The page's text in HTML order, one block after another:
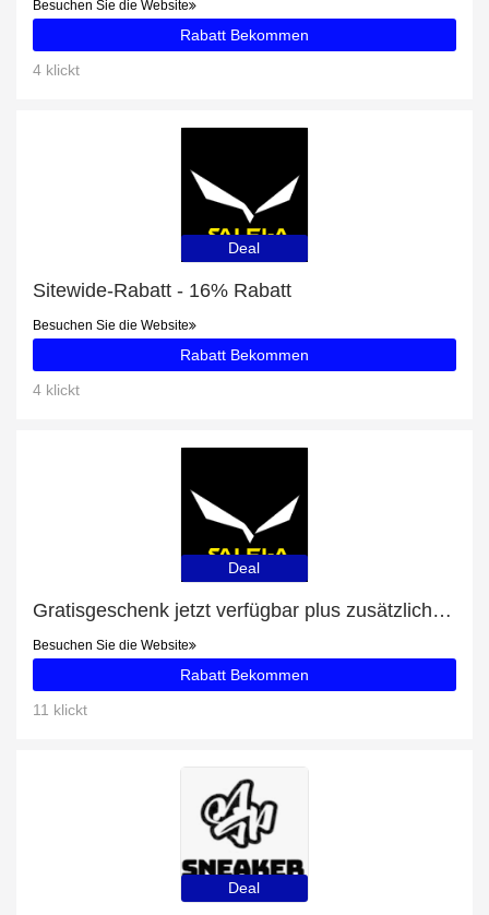
Besuchen Sie die Website
Rabatt Bekommen
4 klickt
Deal
Sitewide-Rabatt - 16% Rabatt
Besuchen Sie die Website
Rabatt Bekommen
4 klickt
Deal
Gratisgeschenk jetzt verfügbar plus zusätzliche 71-Angebote
Besuchen Sie die Website
Rabatt Bekommen
11 klickt
Deal